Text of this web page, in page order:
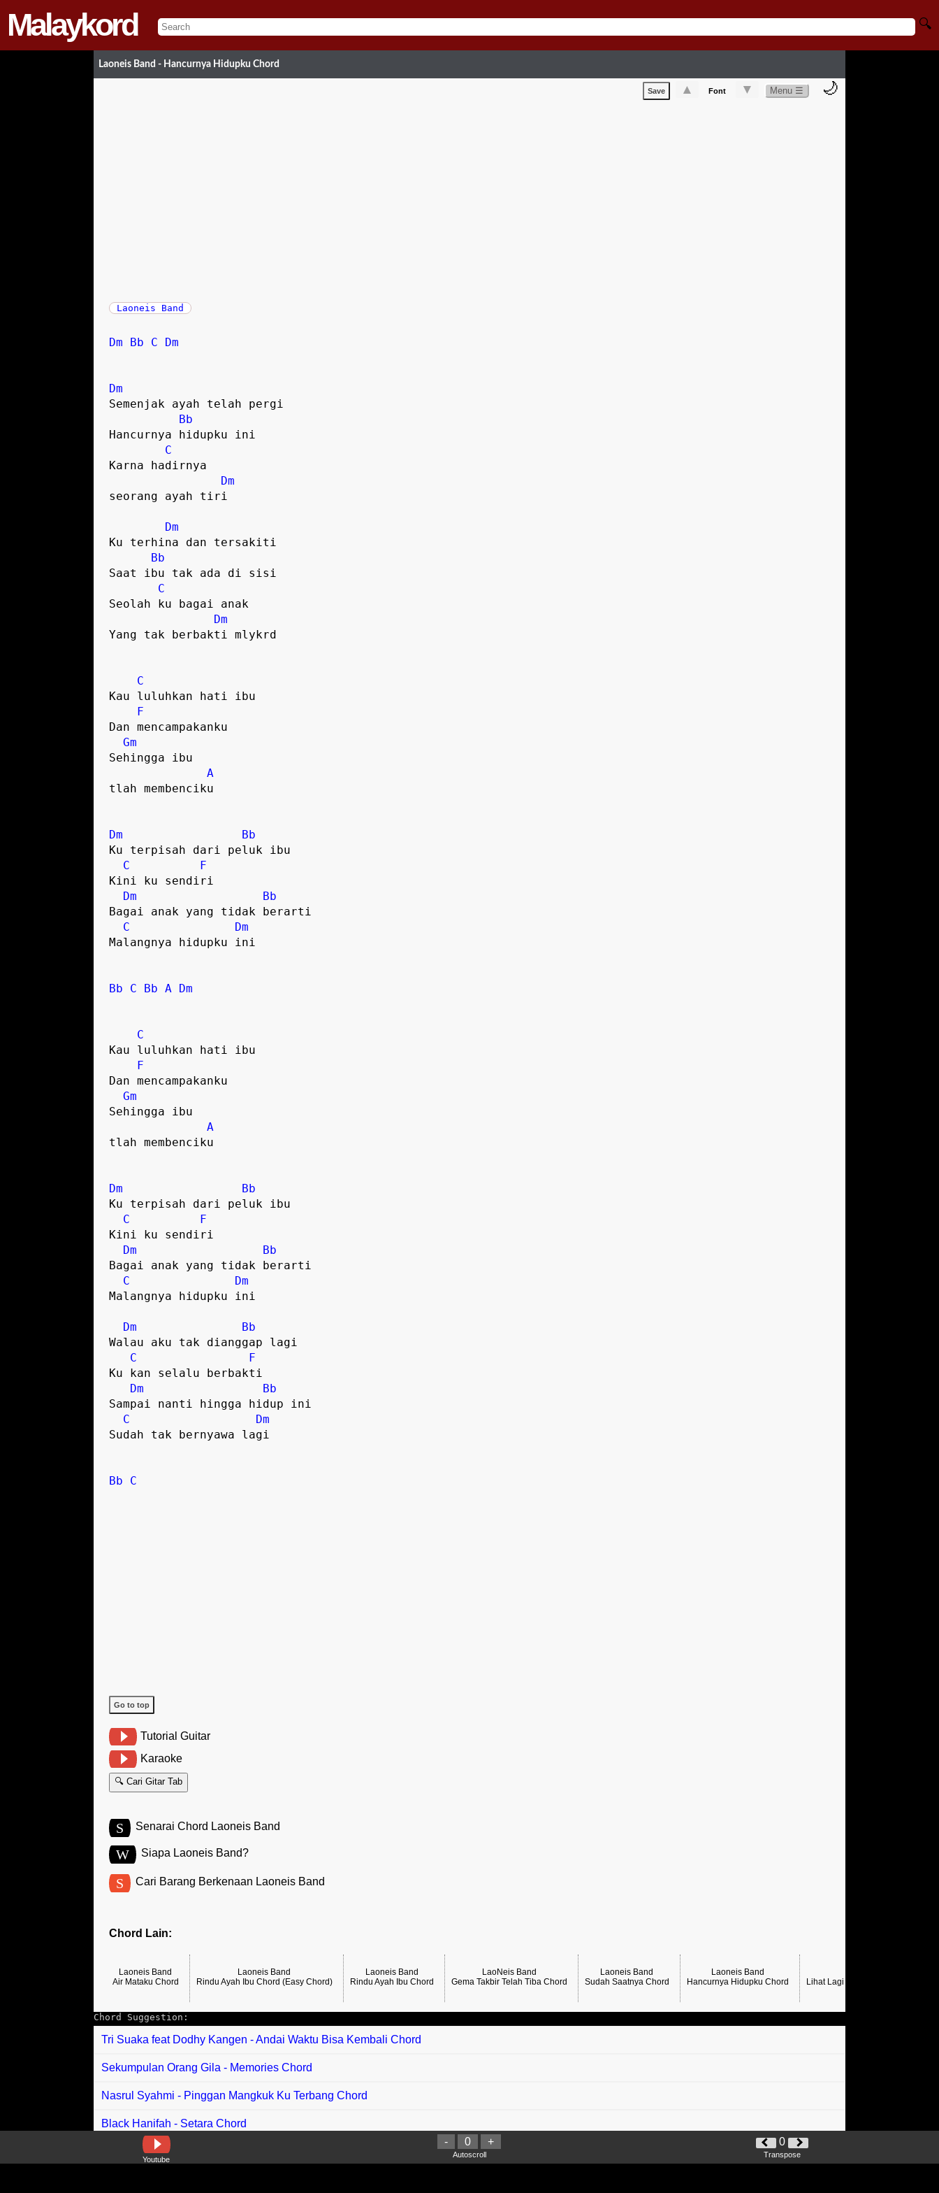
Malaykord 🔍
Laoneis Band - Hancurnya Hidupku Chord
Save ▲ Font ▼ Menu ☰ 🌙
Laoneis Band
Dm Bb C Dm
Dm
Semenjak ayah telah pergi
Bb
Hancurnya hidupku ini
C
Karna hadirnya
Dm
seorang ayah tiri
Dm
Ku terhina dan tersakiti
Bb
Saat ibu tak ada di sisi
C
Seolah ku bagai anak
Dm
Yang tak berbakti mlykrd
C
Kau luluhkan hati ibu
F
Dan mencampakanku
Gm
Sehingga ibu
A
tlah membenciku
Dm
Bb
Ku terpisah dari peluk ibu
C
F
Kini ku sendiri
Dm
Bb
Bagai anak yang tidak berarti
C
Dm
Malangnya hidupku ini
Bb C Bb A Dm
C
Kau luluhkan hati ibu
F
Dan mencampakanku
Gm
Sehingga ibu
A
tlah membenciku
Dm
Bb
Ku terpisah dari peluk ibu
C
F
Kini ku sendiri
Dm
Bb
Bagai anak yang tidak berarti
C
Dm
Malangnya hidupku ini
Dm
Bb
Walau aku tak dianggap lagi
C
F
Ku kan selalu berbakti
Dm
Bb
Sampai nanti hingga hidup ini
C
Dm
Sudah tak bernyawa lagi
Bb C
Go to top
Tutorial Guitar
Karaoke
🔍 Cari Gitar Tab
S Senarai Chord Laoneis Band
W Siapa Laoneis Band?
S Cari Barang Berkenaan Laoneis Band
Chord Lain:
Laoneis Band
Air Mataku Chord
Laoneis Band
Rindu Ayah Ibu Chord (Easy Chord)
Laoneis Band
Rindu Ayah Ibu Chord
LaoNeis Band
Gema Takbir Telah Tiba Chord
Laoneis Band
Sudah Saatnya Chord
Laoneis Band
Hancurnya Hidupku Chord
Lihat Lagi Chord Laoneis Band →
Chord Suggestion:
Tri Suaka feat Dodhy Kangen - Andai Waktu Bisa Kembali Chord
Sekumpulan Orang Gila - Memories Chord
Nasrul Syahmi - Pinggan Mangkuk Ku Terbang Chord
Black Hanifah - Setara Chord
Klangit - Bulan Chord
Youtube
- 0 +
Autoscroll
0
Transpose